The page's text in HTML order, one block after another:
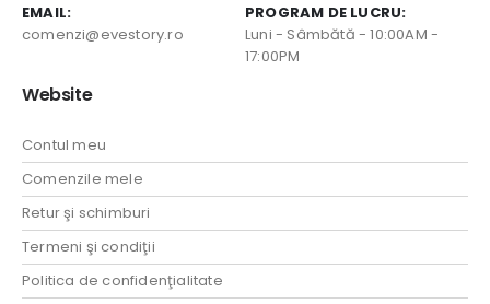
EMAIL:
comenzi@evestory.ro
PROGRAM DE LUCRU:
Luni - Sâmbătă - 10:00AM -
17:00PM
Website
Contul meu
Comenzile mele
Retur şi schimburi
Termeni şi condiţii
Politica de confidenţialitate